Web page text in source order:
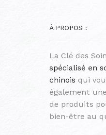
À PROPOS :
La Clé des
spécialisé en
chinois qui
également
de produits
bien-être au